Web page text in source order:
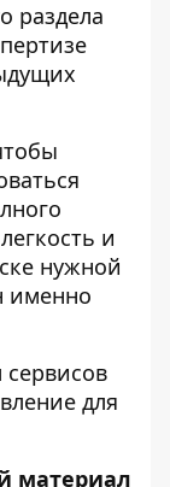
раздела
и
нужной
именно
сервисов
для
материал